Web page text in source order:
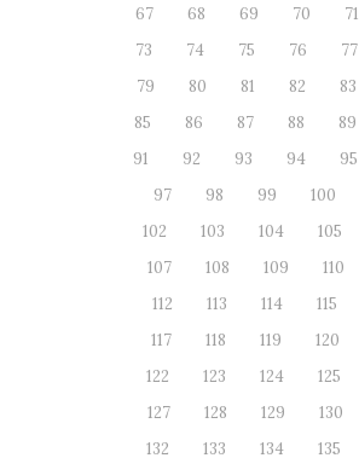
67
68 69 70 71
73
74 75 76 77
79
80 81 82 83
85
86 87 88 89
91
92 93 94 95
97
98 99 100
102
103 104 105
107
108 109 110
112
113 114 115
117
118 119 120
122
123 124 125
127
128 129 130
132
133 134 135